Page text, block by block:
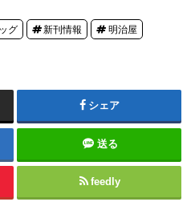
グ 新刊情報 明治屋
シェア
送る
feedly